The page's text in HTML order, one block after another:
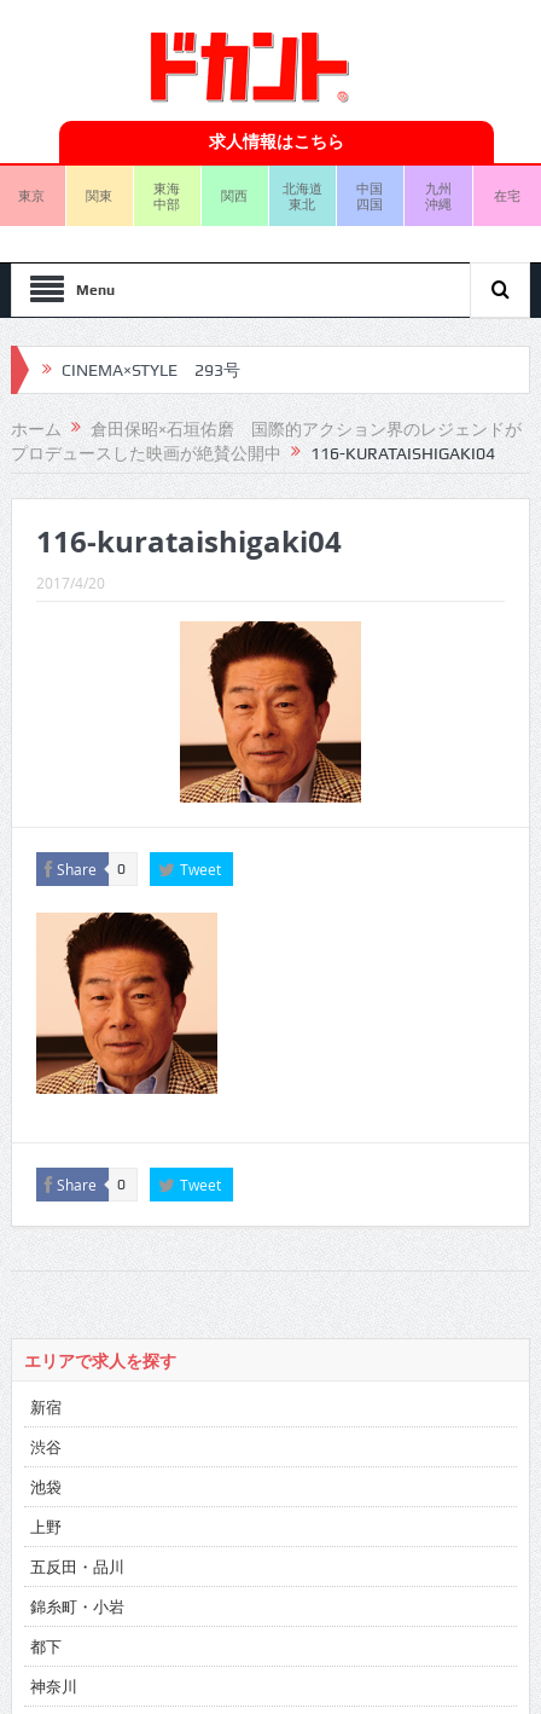
求人情報はこちら
東京 関東
東海
中部
関西
北海道
東北
中国
四国
九州
沖縄
在宅
Menu
CINEMA×STYLE 293号
CINEMA×STYLE 292号
CINEMA×STYLE 291号
CINEMA×STYLE 289号
CINEMA×STYLE 287号
CINEMA×STYLE 286号
CINEMA×STYLE 285号
CINEMA×STYLE 294号
ホーム
倉田保昭×石垣佑磨 国際的アクション界のレジェンドが
プロデュースした映画が絶賛公開中
116-KURATAISHIGAKI04
116-kurataishigaki04
2017/4/20
Share 0 Tweet
Share 0 Tweet
エリアで求人を探す
新宿
渋谷
池袋
上野
五反田・品川
錦糸町・小岩
都下
神奈川